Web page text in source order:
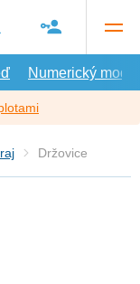
Numerický model
Držovice